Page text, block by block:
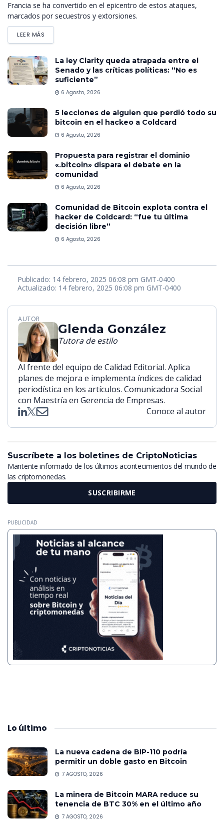
Francia se ha convertido en el epicentro de estos ataques,
marcados por secuestros y extorsiones.
LEER MÁS
La ley Clarity queda atrapada entre el
Senado y las críticas políticas: “No es
suficiente”
6 Agosto, 2026
5 lecciones de alguien que perdió todo su
bitcoin en el hackeo a Coldcard
6 Agosto, 2026
Propuesta para registrar el dominio
«.bitcoin» dispara el debate en la
comunidad
6 Agosto, 2026
Comunidad de Bitcoin explota contra el
hacker de Coldcard: “fue tu última
decisión libre”
6 Agosto, 2026
Publicado: 14 febrero, 2025 06:08 pm GMT-0400
Actualizado: 14 febrero, 2025 06:08 pm GMT-0400
AUTOR
Glenda González
Tutora de estilo
Al frente del equipo de Calidad Editorial. Aplica
planes de mejora e implementa índices de calidad
periodística en los artículos. Comunicadora Social
con Maestría en Gerencia de Empresas.
Conoce al autor
Suscríbete a los boletines de CriptoNoticias
Mantente informado de los últimos acontecimientos del mundo de
las criptomonedas.
SUSCRIBIRME
PUBLICIDAD
Lo último
La nueva cadena de BIP-110 podría
permitir un doble gasto en Bitcoin
7 AGOSTO, 2026
La minera de Bitcoin MARA reduce su
tenencia de BTC 30% en el último año
7 AGOSTO, 2026